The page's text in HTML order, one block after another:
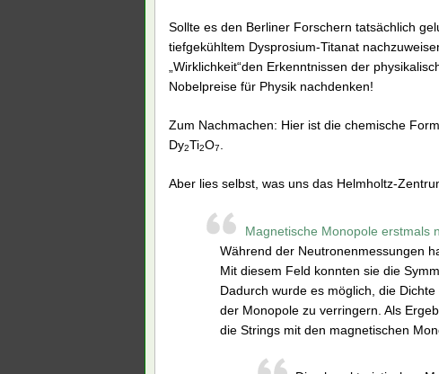
Sollte es den Berliner Forschern tatsächlich
tiefgekühltem Dysprosium-Titanat
„Wirklichkeit“den Erkenntnissen der
Nobelpreise für Physik nachdenken!
Zum Nachmachen: Hier ist die chemische
Dy2Ti2O7
Aber lies selbst, was uns das Helmholtz-
Magnetische Monopole erstmals
Während der Neutronenmessungen
Mit diesem Feld konnten sie die
Dadurch wurde es möglich, die
der Monopole zu verringern. Als
die Strings mit den magnetischen